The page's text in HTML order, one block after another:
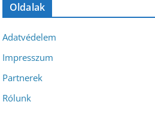
Oldalak
Adatvédelem
Impresszum
Partnerek
Rólunk